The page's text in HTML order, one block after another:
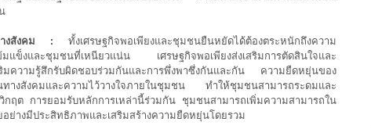
างสังคม :
ทั้งเศรษฐกิจพอเพียงและชุมชนยืนหยัดได้ต้องตระหนักถึงความ
มแข็งและชุมชนที่เหนียวแน่น เศรษฐกิจพอเพียงส่งเสริมการตัดสินใจและ
ความรู้สึกรับผิดชอบร่วมกันและการพึ่งพาซึ่งกันและกัน ความยืดหยุ่นของ
ทางสังคมและความไว้วางใจภายในชุมชน ทำให้ชุมชนสามารถระดมและ
กฤต การยอมรับหลักการเหล่านี้ร่วมกัน ชุมชนสามารถเพิ่มความสามารถใน
ย่างมีประสิทธิภาพและเสริมสร้างความยืดหยุ่นโดยรวม